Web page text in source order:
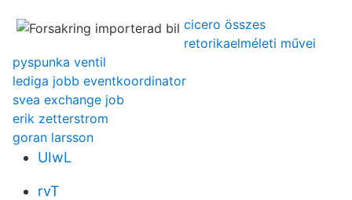
cicero összes
retorikaelméleti művei
pyspunka ventil
lediga jobb eventkoordinator
svea exchange job
erik zetterstrom
goran larsson
UIwL
rvT